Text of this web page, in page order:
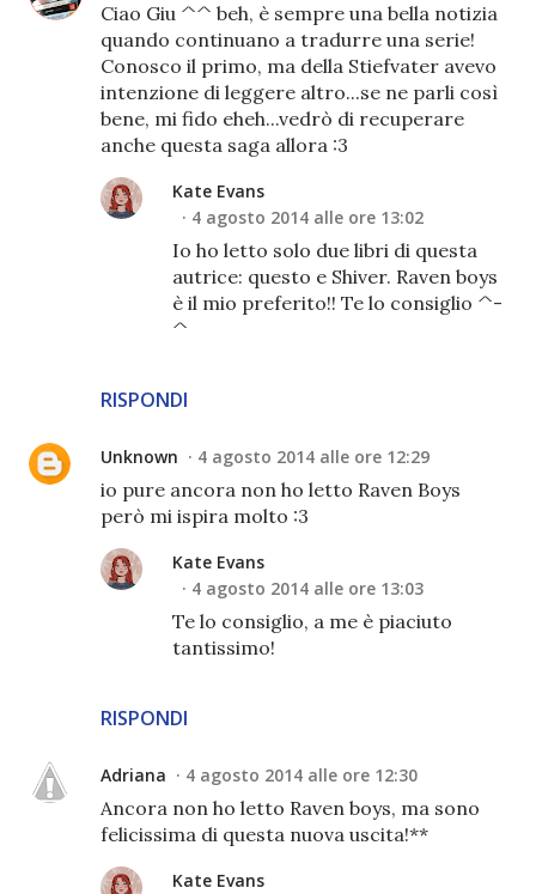
Ciao Giu ^^ beh, è sempre una bella notizia
quando continuano a tradurre una serie!
Conosco il primo, ma della Stiefvater avevo
intenzione di leggere altro...se ne parli così
bene, mi fido eheh...vedrò di recuperare
anche questa saga allora :3
RISPONDI
Kate Evans
4 agosto 2014 alle ore 13:02
Io ho letto solo due libri di questa
autrice: questo e Shiver. Raven boys
è il mio preferito!! Te lo consiglio ^-
^
Unknown 4 agosto 2014 alle ore 12:29
io pure ancora non ho letto Raven Boys
però mi ispira molto :3
RISPONDI
Kate Evans
4 agosto 2014 alle ore 13:03
Te lo consiglio, a me è piaciuto
tantissimo!
Adriana 4 agosto 2014 alle ore 12:30
Ancora non ho letto Raven boys, ma sono
felicissima di questa nuova uscita!**
Kate Evans